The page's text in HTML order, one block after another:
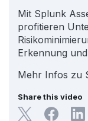
Mit Splunk
profitieren
Erkennung
Mehr Infos zu
Share this video